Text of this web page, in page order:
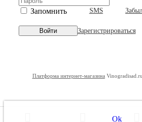
Запомнить SMS
Войти Зарегистрироваться
Ok
Платформа интернет-магазина